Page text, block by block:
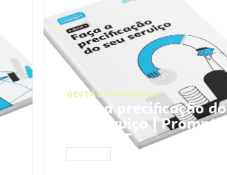
GESTÃO FINANCEIRA
Faça a precificação do
seu serviço | Prompts
ChatGPT